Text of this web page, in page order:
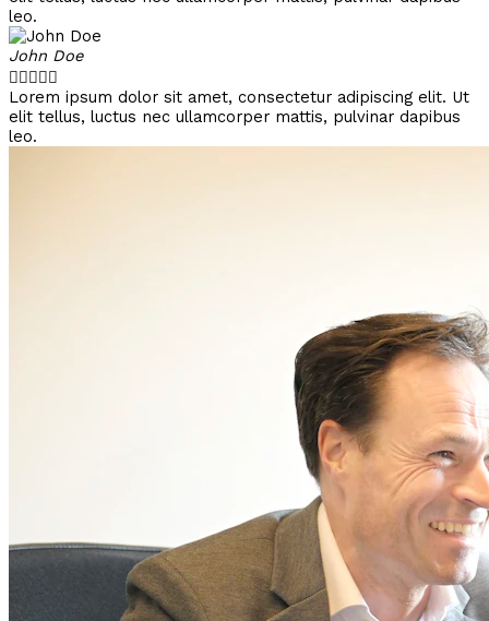
leo.
John Doe

Lorem ipsum dolor sit amet, consectetur adipiscing elit. Ut
elit tellus, luctus nec ullamcorper mattis, pulvinar dapibus
leo.